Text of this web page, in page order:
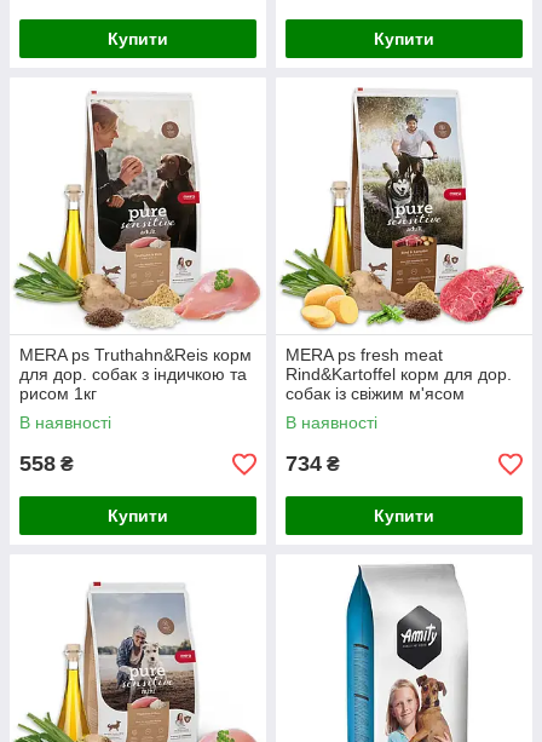
Купити Купити
MERA ps Truthahn&Reis корм
для дор. собак з індичкою та
рисом 1кг
В наявності
558 ₴
Купити
MERA ps fresh meat
Rind&Kartoffel корм для дор.
собак із свіжим м'ясом
яловичи і картоплі; без/зерн
1кг
В наявності
734 ₴
Купити